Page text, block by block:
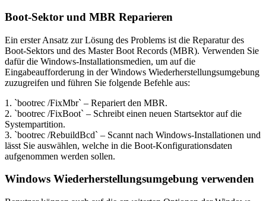
Boot-Sektor und MBR Reparieren
Ein erster Ansatz zur Lösung des Problems ist die Reparatur des
Boot-Sektors und des Master Boot Records (MBR). Verwenden Sie
dafür die Windows-Installationsmedien, um auf die
Eingabeaufforderung in der Windows Wiederherstellungsumgebung
zuzugreifen und führen Sie folgende Befehle aus:
1. `bootrec /FixMbr` – Repariert den MBR.
2. `bootrec /FixBoot` – Schreibt einen neuen Startsektor auf die
Systempartition.
3. `bootrec /RebuildBcd` – Scannt nach Windows-Installationen und
lässt Sie auswählen, welche in die Boot-Konfigurationsdaten
aufgenommen werden sollen.
Windows Wiederherstellungsumgebung verwenden